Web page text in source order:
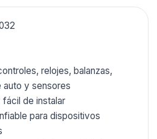
relojes, balanzas,
auto y sensores
de instalar
para dispositivos